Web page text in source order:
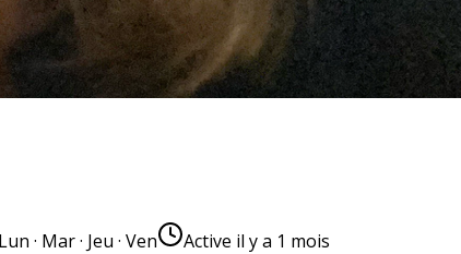
Lun · Mar · Jeu · Ven Active il y a 1 mois